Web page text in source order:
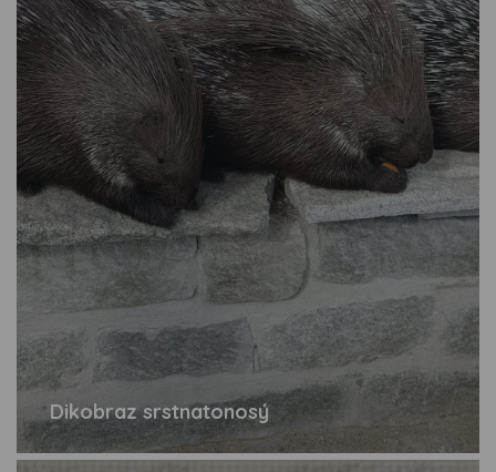
Dikobraz srstnatonosý